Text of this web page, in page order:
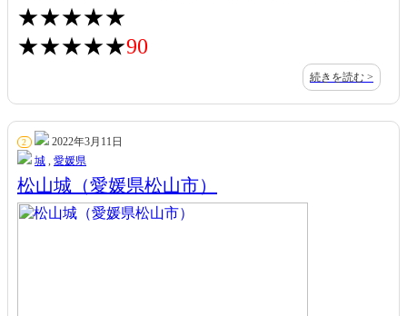
★★★★★
★★★★★90
続きを読む >
2
2022年3月11日
城 , 愛媛県
松山城（愛媛県松山市）